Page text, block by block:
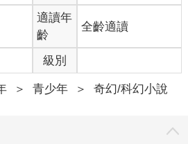
適讀年
齡
全齡適讀
級別
＞ 青少年 ＞ 奇幻/科幻小說